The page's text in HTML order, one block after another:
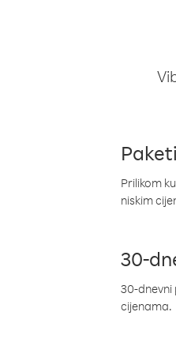
Prilikom
niskim
30-
30-dnevni
cijenama.